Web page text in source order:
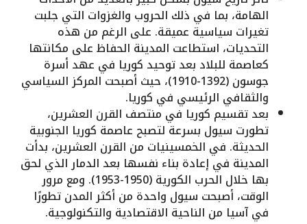
الهامة، بما في ذلك الحروب والغزوات التي جلبت
تغيرات سياسية عميقة. على الرغم من هذه
التحديات، استطاعت المدينة الحفاظ على مكانتها
كعاصمة للبلاد بعد توحيد كوريا في عهد أسرة
جوسون (1392-1910)، حيث أصبحت المركز السياسي
والثقافي الرئيسي في كوريا.
بعد تقسيم كوريا في منتصف القرن العشرين،
تطورت سيول بسرعة لتصبح عاصمة كوريا الجنوبية
الحديثة. في الخمسينيات من القرن العشرين، بدأت
المدينة في إعادة بناء نفسها بعد الدمار الذي لحق
بها خلال الحرب الكورية (1950-1953). ومع مرور
الوقت، أصبحت سيول واحدة من أكثر المدن تطورًا
في آسيا من الناحية الاقتصادية والتكنولوجية.